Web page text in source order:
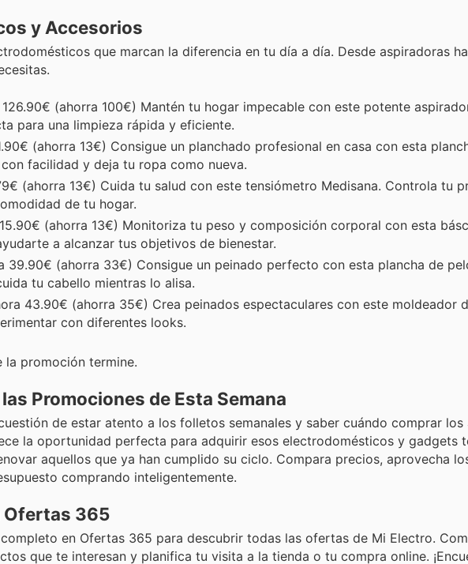
y Accesorios
que marcan la diferencia en tu día a día. Desde aspiradoras
126.90€ (ahorra 100€) Mantén tu hogar impecable con este potente
para una limpieza rápida y eficiente.
(ahorra 13€) Consigue un planchado profesional en casa con esta
facilidad y deja tu ropa como nueva.
(ahorra 13€) Cuida tu salud con este tensiómetro Medisana. Controla tu
de tu hogar.
(ahorra 13€) Monitoriza tu peso y composición corporal con esta
a alcanzar tus objetivos de bienestar.
39.90€ (ahorra 33€) Consigue un peinado perfecto con esta plancha de
tu cabello mientras lo alisa.
43.90€ (ahorra 35€) Crea peinados espectaculares con este moldeador
con diferentes looks.
la promoción termine.
Promociones de Esta Semana
de estar atento a los folletos semanales y saber cuándo comprar
la oportunidad perfecta para adquirir esos electrodomésticos y gadgets
aquellos que ya han cumplido su ciclo. Compara precios, aprovecha
comprando inteligentemente.
Ofertas 365
en Ofertas 365 para descubrir todas las ofertas de Mi Electro.
que te interesan y planifica tu visita a la tienda o tu compra online.